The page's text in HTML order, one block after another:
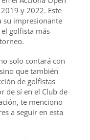
y 2022. Este
su impresionante
golfista más
solo contará con
que también
de golfistas
de sí en el Club de
te menciono
a seguir en esta